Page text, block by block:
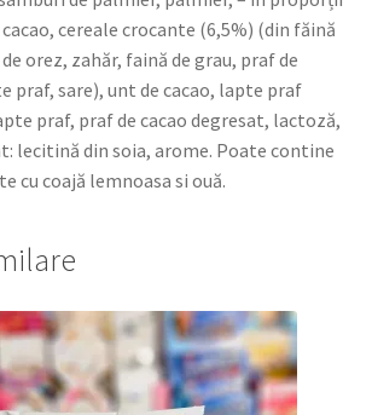
cereale crocante (6,5%) (din făină
orez, zahăr, faină de grau, praf de
praf, sare), unt de cacao, lapte praf
praf, praf de cacao degresat, lactoză,
lecitină din soia, arome. Poate contine
cu coajă lemnoasa si ouă.